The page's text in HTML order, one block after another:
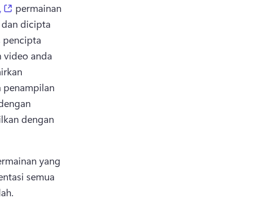
(opens in a new tab)
permainan
dicipta
pencipta
video anda
penampilan
dengan
yang
semua